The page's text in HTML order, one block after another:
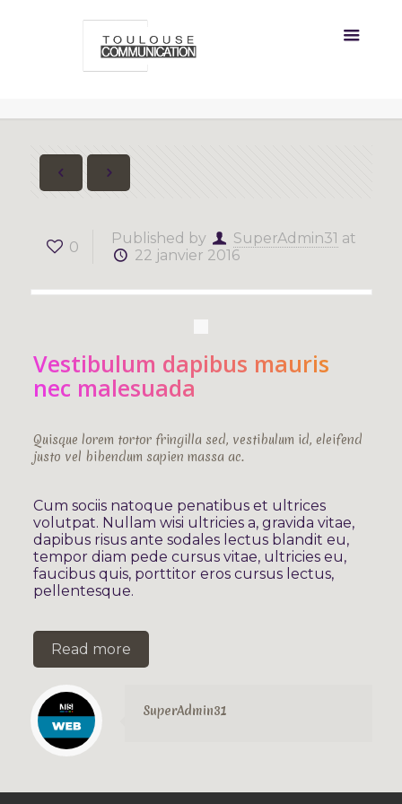
0 Published by SuperAdmin31 at
22 janvier 2016
Vestibulum dapibus mauris
nec malesuada
Quisque lorem tortor fringilla sed, vestibulum id, eleifend
justo vel bibendum sapien massa ac.
Cum sociis natoque penatibus et ultrices
volutpat. Nullam wisi ultricies a, gravida vitae,
dapibus risus ante sodales lectus blandit eu,
tempor diam pede cursus vitae, ultricies eu,
faucibus quis, porttitor eros cursus lectus,
pellentesque.
Read more
SuperAdmin31